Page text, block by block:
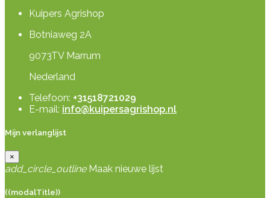
Kuipers Agrishop
Botniaweg 2A
9073TV Marrum
Nederland
Telefoon: +31518721029
E-mail: info@kuipersagrishop.nl
Mijn verlanglijst
×
add_circle_outlineMaak nieuwe lijst
((modalTitle))